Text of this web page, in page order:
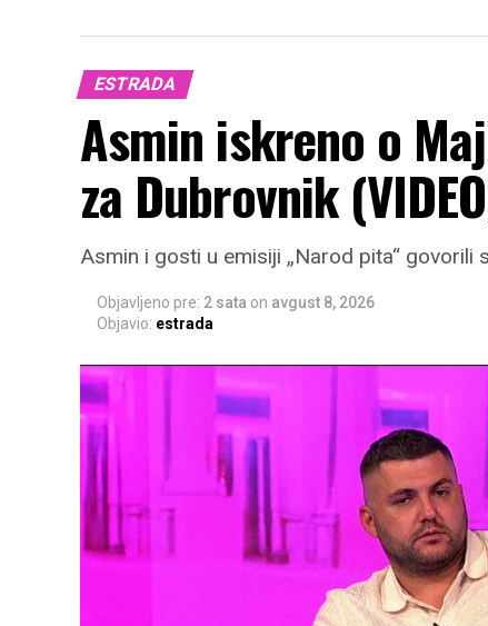
ESTRADA
Asmin iskreno o
za Dubrovnik
Asmin i gosti u emisiji „Narod pita“ govorili
Objavljeno pre: 2 sata on avgust 8, 2026
Objavio: estrada